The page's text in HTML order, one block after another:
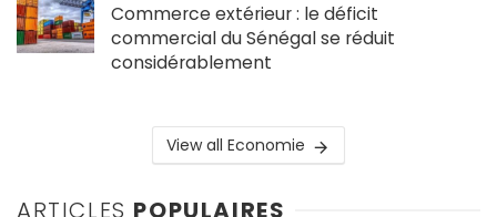
Commerce extérieur : le déficit
commercial du Sénégal se réduit
considérablement
View all Economie
ARTICLES POPULAIRES